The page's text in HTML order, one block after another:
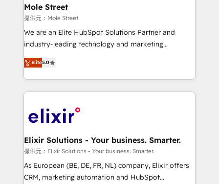
Healthcare: HIPAA implementations; secure data
workflows 💼 Financial Services: compliant
workflows; audit-ready reporting ⚖️ Legal: client
intake; pipeline and document workflows 🛒 E-
revenue automation 🏢 Real Estate: deal pipelines;
portfolio and lifecycle management 🏭
HIPAA-aware; CASL-compliant; GDPR-ready
implementations where required 💡 Why 500+
built to scale.
Mole Street
提供元：Mole Street
We are an Elite HubSpot Solutions Partner and
industry-leading technology and marketing
consultancy. Our focus is on enterprise and mid-
market B2B companies globally that want a strategic
approach to execute their goals through creative
applications of our solutions; Technical HubSpot
Design, Migrations + Integrations. Mole Street’s
greatness, which is achieved through creating
absolute clarity, derived from a well-defined
strategy, executed well, and reported on with clear
results. The culture is driven by core values; Joy, Grit,
Elite5.0
Elixir Solutions - Your business. Smarter.
提供元：Elixir Solutions - Your business. Smarter.
As European (BE, DE, FR, NL) company, Elixir offers
CRM, marketing automation and HubSpot